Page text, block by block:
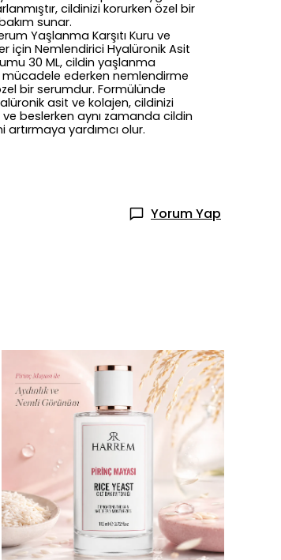
cildinizi korurken özel bir
sunar.
Yaşlanma Karşıtı Kuru ve
için Nemlendirici Hyalüronik Asit
30 ML, cildin yaşlanma
mücadele ederken nemlendirme
bir serumdur. Formülünde
asit ve kolajen, cildinizi
beslerken aynı zamanda cildin
artırmaya yardımcı olur.
Yorum Yap